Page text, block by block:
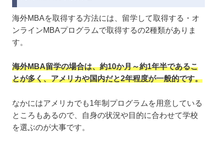
海外MBAを取得する方法には、留学して取得する・オ
ンラインMBAプログラムで取得するの2種類がありま
す。
海外MBA留学の場合は、約10か月～約1年半であるこ
とが多く、アメリカや国内だと2年程度が一般的です。
なかにはアメリカでも1年制プログラムを用意している
ところもあるので、自身の状況や目的に合わせて学校
を選ぶのが大事です。